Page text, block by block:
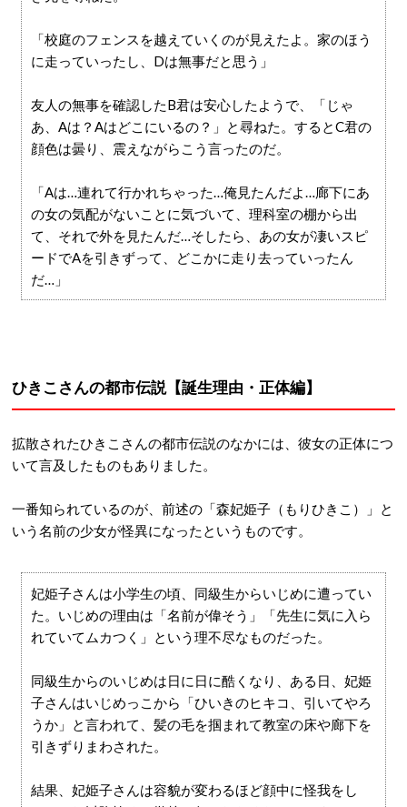
「校庭のフェンスを越えていくのが見えたよ。家のほう
に走っていったし、Dは無事だと思う」
友人の無事を確認したB君は安心したようで、「じゃ
あ、Aは？Aはどこにいるの？」と尋ねた。するとC君の
顔色は曇り、震えながらこう言ったのだ。
「Aは…連れて行かれちゃった…俺見たんだよ…廊下にあ
の女の気配がないことに気づいて、理科室の棚から出
て、それで外を見たんだ…そしたら、あの女が凄いスピ
ードでAを引きずって、どこかに走り去っていったん
だ…」
ひきこさんの都市伝説【誕生理由・正体編】
拡散されたひきこさんの都市伝説のなかには、彼女の正体につ
いて言及したものもありました。
一番知られているのが、前述の「森妃姫子（もりひきこ）」と
いう名前の少女が怪異になったというものです。
妃姫子さんは小学生の頃、同級生からいじめに遭ってい
た。いじめの理由は「名前が偉そう」「先生に気に入ら
れていてムカつく」という理不尽なものだった。
同級生からのいじめは日に日に酷くなり、ある日、妃姫
子さんはいじめっこから「ひいきのヒキコ、引いてやろ
うか」と言われて、髪の毛を掴まれて教室の床や廊下を
引きずりまわされた。
結果、妃姫子さんは容貌が変わるほど顔中に怪我をし